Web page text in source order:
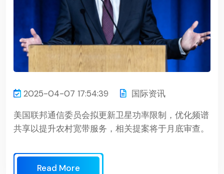
2025-04-07 17:54:39
国际资讯
美国联邦通信委员会拟更新卫星功率限制，优化频谱
共享以提升农村宽带服务，相关提案将于月底审查。
Read More